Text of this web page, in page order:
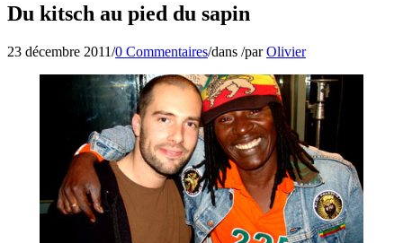
Du kitsch au pied du sapin
23 décembre 2011/0 Commentaires/dans /parOlivier